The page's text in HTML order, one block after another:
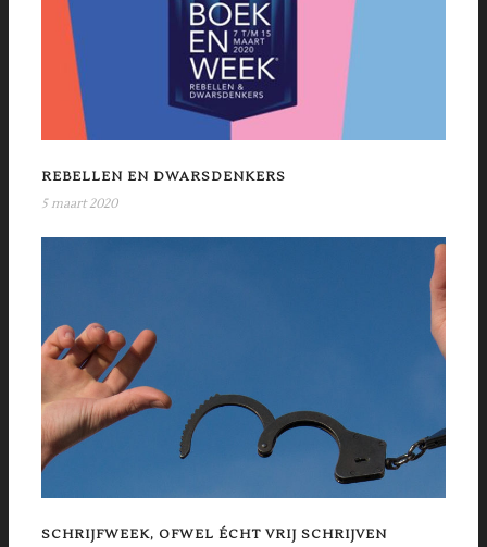
REBELLEN EN DWARSDENKERS
5 maart 2020
SCHRIJFWEEK, OFWEL ÉCHT VRIJ SCHRIJVEN